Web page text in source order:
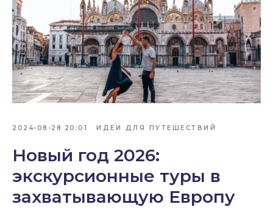
2024-08-28 20:01 ИДЕИ ДЛЯ ПУТЕШЕСТВИЙ
Новый год 2026:
экскурсионные туры в
захватывающую Европу